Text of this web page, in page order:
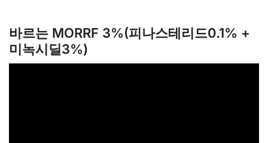
바르는 MORRF 3%(피나스테리드0.1% +
미녹시딜3%)